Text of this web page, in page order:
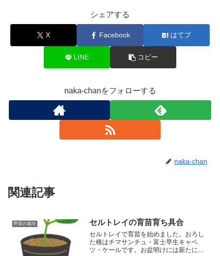
シェアする
X Facebook はてブ
LINE コピー
naka-chanをフォローする
naka-chan
関連記事
野菜の栽培 セルトレイの育苗育ち具合
セルトレイで育苗を始めました。おろし
た種はチマサンチュ・富士早生キャベ
ツ・ケールです。お盆明けには新たに第